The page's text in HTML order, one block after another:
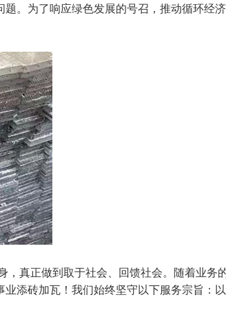
。为了响应绿色发展的号召，推动循环经
，真正做到取于社会、回馈社会。随着业务
添砖加瓦！我们始终坚守以下服务宗旨：